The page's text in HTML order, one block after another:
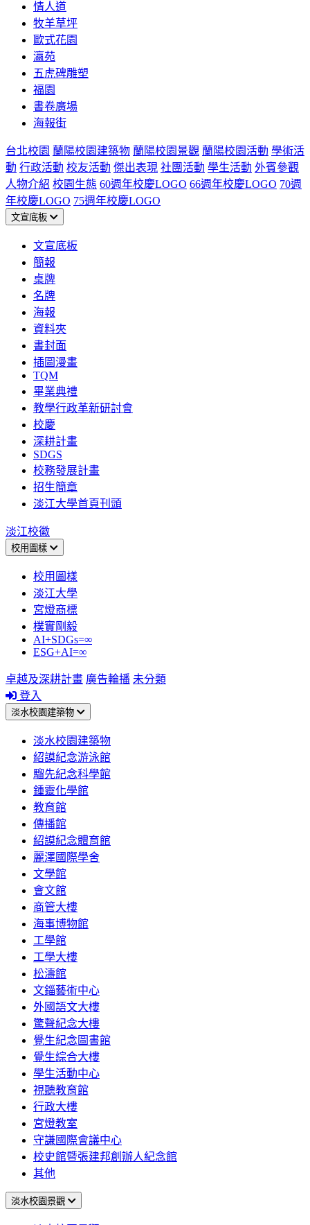
情人道
牧羊草坪
歐式花園
瀛苑
五虎碑雕塑
福園
書卷廣場
海報街
台北校園 蘭陽校園建築物 蘭陽校園景觀 蘭陽校園活動 學術活
動 行政活動 校友活動 傑出表現 社團活動 學生活動 外賓參觀
人物介紹 校園生態 60週年校慶LOGO 66週年校慶LOGO 70週
年校慶LOGO 75週年校慶LOGO
文宣底板
文宣底板
簡報
桌牌
名牌
海報
資料夾
書封面
插圖漫畫
TQM
畢業典禮
教學行政革新研討會
校慶
深耕計畫
SDGS
校務發展計畫
招生簡章
淡江大學首頁刊頭
淡江校徽
校用圖樣
校用圖樣
淡江大學
宮燈商標
樸實剛毅
AI+SDGs=∞
ESG+AI=∞
卓越及深耕計畫 廣告輪播 未分類
登入
淡水校園建築物
淡水校園建築物
紹謨紀念游泳館
騮先紀念科學館
鍾靈化學館
教育館
傳播館
紹謨紀念體育館
麗澤國際學舍
文學館
會文館
商管大樓
海事博物館
工學館
工學大樓
松濤館
文錙藝術中心
外國語文大樓
驚聲紀念大樓
覺生紀念圖書館
覺生綜合大樓
學生活動中心
視聽教育館
行政大樓
宮燈教室
守謙國際會議中心
校史館暨張建邦創辦人紀念館
其他
淡水校園景觀